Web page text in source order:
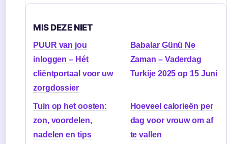
MIS DEZE NIET
PUUR van jou
inloggen – Hét
cliëntportaal voor uw
zorgdossier
Babalar Günü Ne
Zaman – Vaderdag
Turkije 2025 op 15 Juni
Tuin op het oosten:
zon, voordelen,
nadelen en tips
Hoeveel calorieën per
dag voor vrouw om af
te vallen